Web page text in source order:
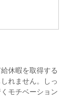
休暇を取得する
れません。しっ
モチベーション